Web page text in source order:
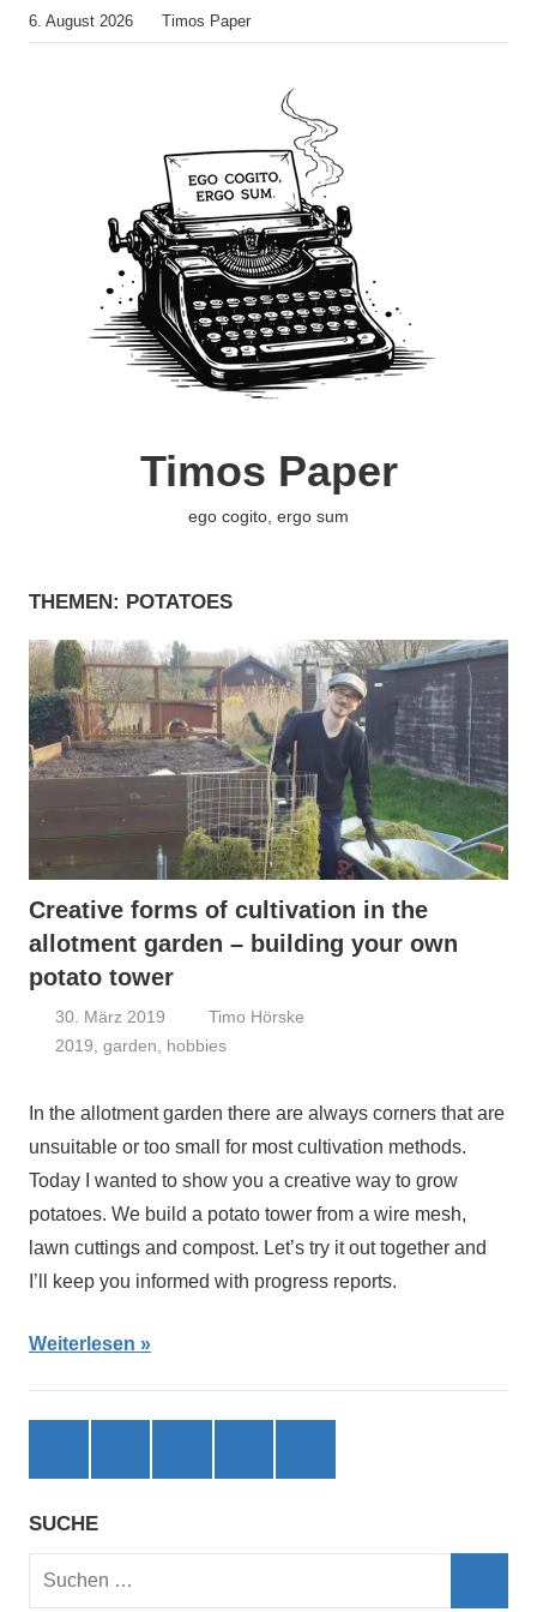
Zum
Inhalt
6. August 2026 Timos Paper
Timos Paper
ego cogito, ergo sum
THEMEN: POTATOES
Creative forms of cultivation in the
allotment garden – building your own
potato tower
30. März 2019
Timo Hörske
2019 ,garden hobbies
In the allotment garden there are always corners that are
unsuitable or too small for most cultivation methods.
Today I wanted to show you a creative way to grow
potatoes. We build a potato tower from a wire mesh,
lawn cuttings and compost. Let’s try it out together and
I’ll keep you informed with progress reports.
Weiterlesen
(ehemals
SUCHE
Suchen